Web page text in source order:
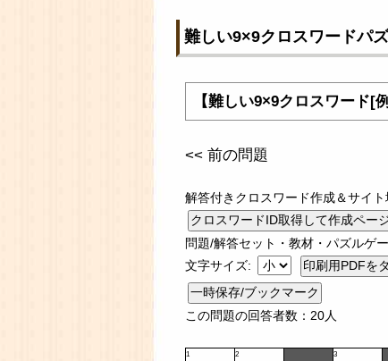
難しい9×9クロスワードパ
【難しい9×9クロスワード[
<< 前の問題
解答付きクロスワード作成＆サイ
問題/解答セット・教材・パズルゲ
文字サイズ:
一時保存/ブックマーク
この問題の回答者数：20人
1 2 3